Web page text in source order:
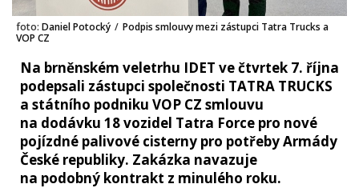
foto: Daniel Potocký / Podpis smlouvy mezi zástupci Tatra Trucks a
VOP CZ
Na brněnském veletrhu IDET ve čtvrtek 7. října
podepsali zástupci společnosti TATRA TRUCKS
a státního podniku VOP CZ smlouvu
na dodávku 18 vozidel Tatra Force pro nové
pojízdné palivové cisterny pro potřeby Armády
České republiky. Zakázka navazuje
na podobný kontrakt z minulého roku.